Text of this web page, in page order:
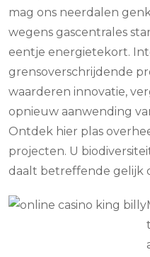
mag ons neerdalen
wegens gascentrales
eentje energietekort.
grensoverschrijdende
waarderen innovatie,
opnieuw aanwending
Ontdek hier plas
projecten. U
daalt betreffende gelijk